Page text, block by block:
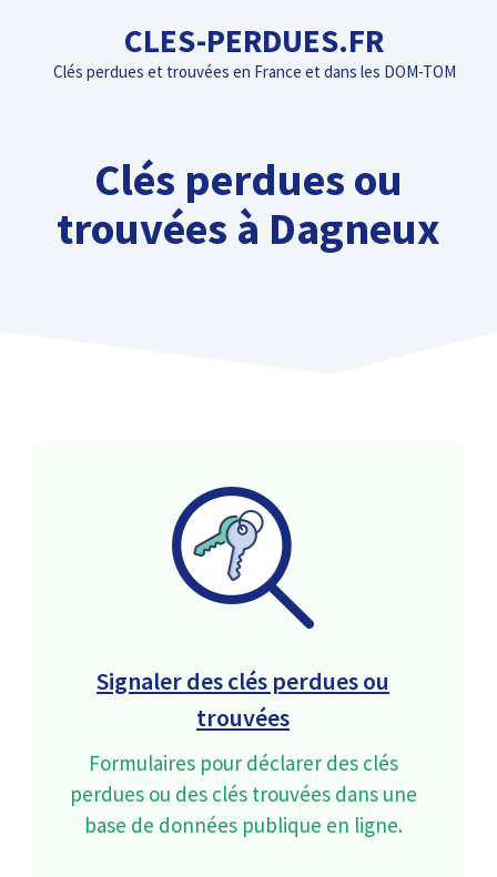
contenu
CLES-PERDUES.FR
Clés perdues et trouvées en France et dans les DOM-TOM
Clés perdues ou
trouvées à Dagneux
Signaler des clés perdues ou
trouvées
Formulaires pour déclarer des clés
perdues ou des clés trouvées dans une
base de données publique en ligne.